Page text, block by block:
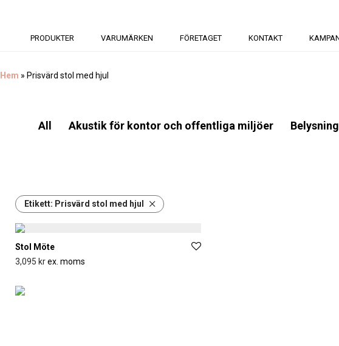
PRODUKTER VARUMÄRKEN FÖRETAGET KONTAKT
Hem » Prisvärd stol med hjul
All Akustik för kontor och offentliga miljöer Belysning
Etikett: Prisvärd stol med hjul
Stol Möte
3,095 krex. moms